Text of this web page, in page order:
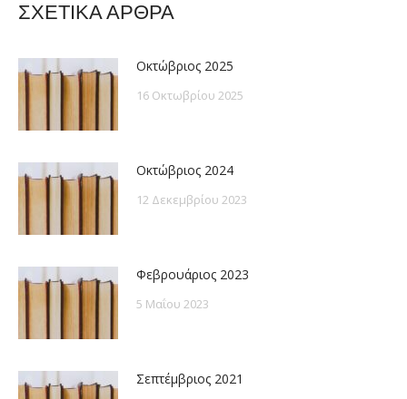
ΣΧΕΤΙΚΑ ΑΡΘΡΑ
Οκτώβριος 2025
16 Οκτωβρίου 2025
Οκτώβριος 2024
12 Δεκεμβρίου 2023
Φεβρουάριος 2023
5 Μαΐου 2023
Σεπτέμβριος 2021